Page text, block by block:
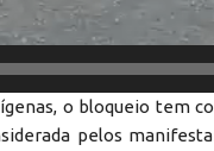
o bloqueio tem
pelos